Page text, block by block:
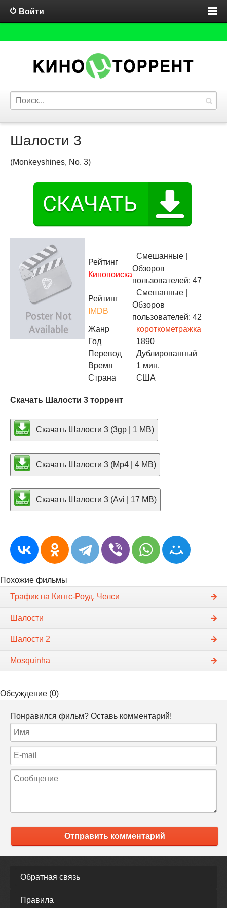
Войти
Шалости 3
(Monkeyshines, No. 3)
Рейтинг
Кинопоиска
Смешанные
Обзоров
пользователей: 47
Рейтинг
IMDB
Смешанные
Обзоров
пользователей: 42
Жанр
короткометражка
Год
1890
Перевод
Дублированный
Время
1 мин.
Страна
США
Скачать Шалости 3 торрент
Скачать Шалости 3 (3gp | 1 MB)
Скачать Шалости 3 (Mp4 | 4 MB)
Скачать Шалости 3 (Avi | 17 MB)
Похожие фильмы
Трафик на Кингс-Роуд, Челси
Шалости
Шалости 2
Mosquinha
Обсуждение (0)
Понравился фильм? Оставь комментарий!
Отправить комментарий
Обратная связь
Правила